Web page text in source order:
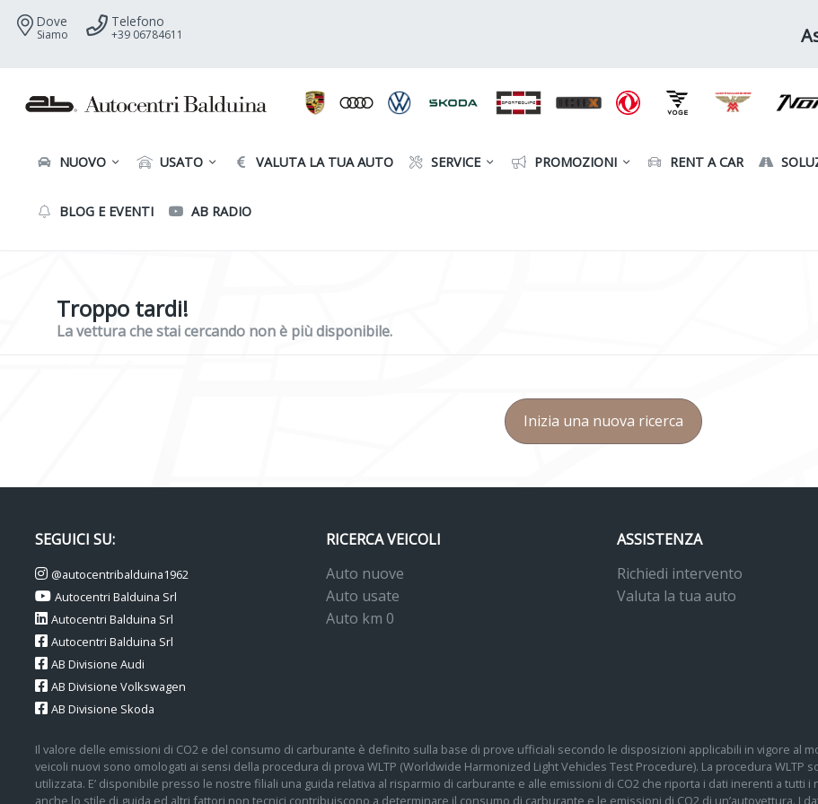
Dove
Siamo
Telefono
+39 06784611
NUOVO USATO VALUTA LA TUA AUTO SERVICE PROMOZIONI RENT A CAR
BLOG E EVENTI AB RADIO
Troppo tardi!
La vettura che stai cercando non è più disponibile.
Inizia una nuova ricerca
SEGUICI SU:
@autocentribalduina1962
Autocentri Balduina Srl
Autocentri Balduina Srl
Autocentri Balduina Srl
AB Divisione Audi
AB Divisione Volkswagen
AB Divisione Skoda
RICERCA VEICOLI
Auto nuove
Auto usate
Auto km 0
ASSISTENZA
Richiedi intervento
Valuta la tua auto
Il valore delle emissioni di CO2 e del consumo di carburante è definito sulla base di prove ufficiali secondo le disposizioni applicabili in vigore al
veicoli nuovi sono omologati ai sensi della procedura di prova WLTP (Worldwide Harmonized Light Vehicles Test Procedure). La procedura WLTP
utilizzata. E’ disponibile presso le nostre filiali una guida relativa al risparmio di carburante e alle emissioni di CO2 che riporta i dati inerenti a
anche lo stile di guida ed altri fattori non tecnici contribuiscono a determinare il consumo di carburante e le emissioni di CO2 di un’autovettura. I